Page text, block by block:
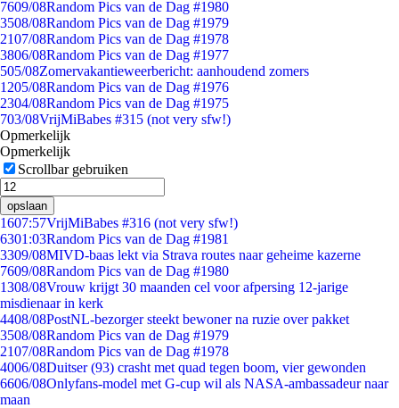
7609/08Random Pics van de Dag #1980
3508/08Random Pics van de Dag #1979
2107/08Random Pics van de Dag #1978
3806/08Random Pics van de Dag #1977
505/08Zomervakantieweerbericht: aanhoudend zomers
1205/08Random Pics van de Dag #1976
2304/08Random Pics van de Dag #1975
703/08VrijMiBabes #315 (not very sfw!)
Opmerkelijk
Opmerkelijk
Scrollbar gebruiken
opslaan
1607:57VrijMiBabes #316 (not very sfw!)
6301:03Random Pics van de Dag #1981
3309/08MIVD-baas lekt via Strava routes naar geheime kazerne
7609/08Random Pics van de Dag #1980
1308/08Vrouw krijgt 30 maanden cel voor afpersing 12-jarige
misdienaar in kerk
4408/08PostNL-bezorger steekt bewoner na ruzie over pakket
3508/08Random Pics van de Dag #1979
2107/08Random Pics van de Dag #1978
4006/08Duitser (93) crasht met quad tegen boom, vier gewonden
6606/08Onlyfans-model met G-cup wil als NASA-ambassadeur naar
maan